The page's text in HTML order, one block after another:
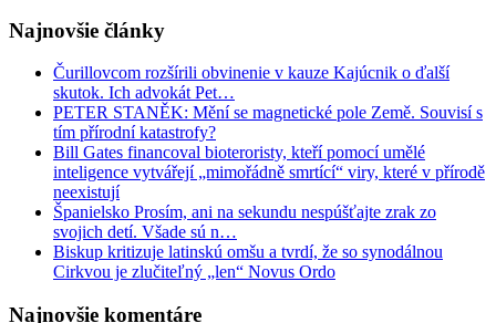
Najnovšie články
Čurillovcom rozšírili obvinenie v kauze Kajúcnik o ďalší
skutok. Ich advokát Pet…
PETER STANĚK: Mění se magnetické pole Země. Souvisí s
tím přírodní katastrofy?
Bill Gates financoval bioteroristy, kteří pomocí umělé
inteligence vytvářejí „mimořádně smrtící“ viry, které v přírodě
neexistují
Španielsko Prosím, ani na sekundu nespúšťajte zrak zo
svojich detí. Všade sú n…
Biskup kritizuje latinskú omšu a tvrdí, že so synodálnou
Cirkvou je zlučiteľný „len“ Novus Ordo
Najnovšie komentáre